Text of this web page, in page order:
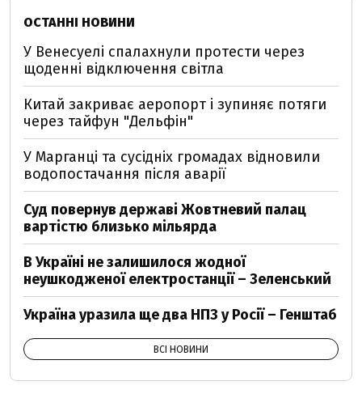
ОСТАННІ НОВИНИ
У Венесуелі спалахнули протести через
щоденні відключення світла
Китай закриває аеропорт і зупиняє потяги
через тайфун "Дельфін"
У Марганці та сусідніх громадах відновили
водопостачання після аварії
Суд повернув державі Жовтневий палац
вартістю близько мільярда
В Україні не залишилося жодної
неушкодженої електростанції – Зеленський
Україна уразила ще два НПЗ у Росії – Генштаб
ВСІ НОВИНИ